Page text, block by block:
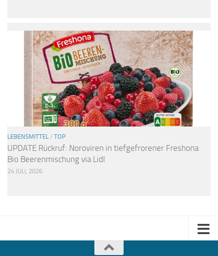
LEBENSMITTEL / TOP
UPDATE Rückruf: Noroviren in tiefgefrorener Freshona
Bio Beerenmischung via Lidl
24 JULI, 2026